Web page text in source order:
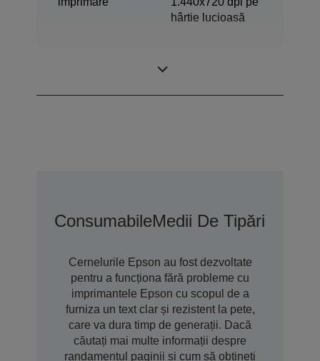
hârtie lucioasă
ConsumabileMedii De Tipărire
Cernelurile Epson au fost dezvoltate
pentru a funcționa fără probleme cu
imprimantele Epson cu scopul de a
furniza un text clar și rezistent la pete,
care va dura timp de generații. Dacă
căutați mai multe informații despre
randamentul paginii și cum să obțineți